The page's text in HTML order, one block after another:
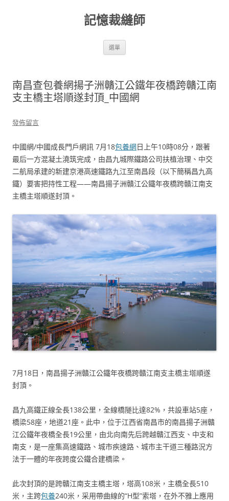
記憶裁縫師
選單
南昌查包養網揚子洲贛江公鐵年夜橋跨贛江南
支主橋主塔順遂封頂_中國網
發佈留言
中國網/中國成長門戶網訊 7月18包養網日上午10時08分，跟著
最后一方混凝土澆筑完成，由昌九城際鐵路公司扶植治理、中交
二航局承建的新建京港高速鐵路九江至南昌段（以下簡稱昌九高
鐵）要害把持性工程——南昌揚子洲贛江公鐵年夜橋跨贛江南支
主橋主塔順遂封頂。
7月18日，南昌揚子洲贛江公鐵年夜橋跨贛江南支主橋主塔順遂
封頂。
昌九高鐵正線全長138公里，全線橋隧比達82%，共設車站5座，
橋梁58座，地道21座。此中，位于江西省南昌市的南昌揚子洲贛
江公鐵年夜橋全長19公里，由北向南先后跨越贛江西支、中支和
南支，是一座集高速鐵路、城市疾速路、城市主干道三種路況方
法于一體的年夜跨度公鐵合建橋梁。
此次封頂的是跨贛江南支主橋主塔，塔高108米，主橋全長510
米，主跨包養240米，采用帶曲線的“H型”索塔，在外不雅上應用